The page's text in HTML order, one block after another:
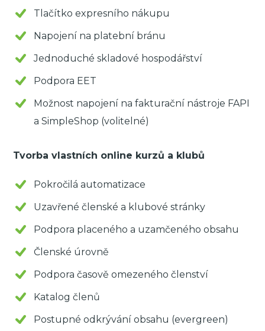
Tlačítko expresního nákupu
Napojení na platební bránu
Jednoduché skladové hospodářství
Podpora EET
Možnost napojení na fakturační nástroje FAPI
a SimpleShop (volitelné)
Tvorba vlastních online kurzů a klubů
Pokročilá automatizace
Uzavřené členské a klubové stránky
Podpora placeného a uzamčeného obsahu
Členské úrovně
Podpora časově omezeného členství
Katalog členů
Postupné odkrývání obsahu (evergreen)